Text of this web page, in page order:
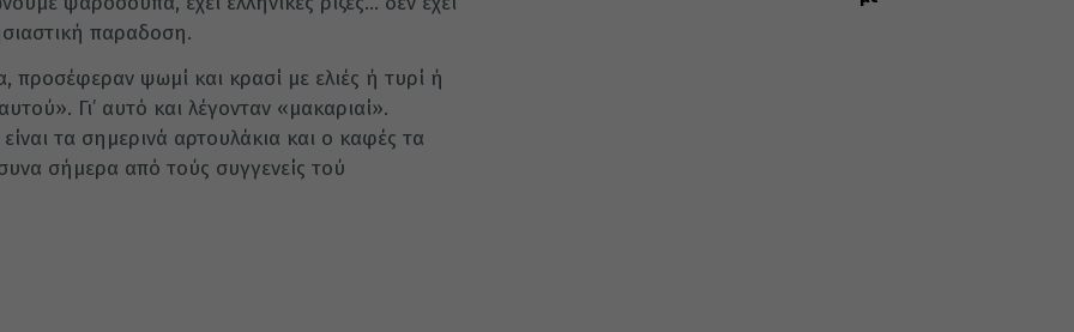
παραδοση.
προσέφεραν ψωμί και κρασί με ελιές ή τυρί ή
Γι’ αυτό και λέγονταν «μακαριαί».
τα σημερινά αρτουλάκια και ο καφές τα
σήμερα από τούς συγγενείς τού